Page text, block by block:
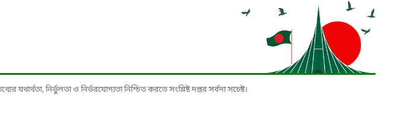
নির্ভুলতা ও নির্ভরযোগ্যতা নিশ্চিত করতে সংশ্লিষ্ট দপ্তর সর্বদা সচেষ্ট।